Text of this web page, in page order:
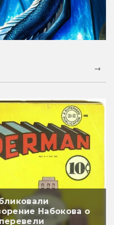
Набокова о